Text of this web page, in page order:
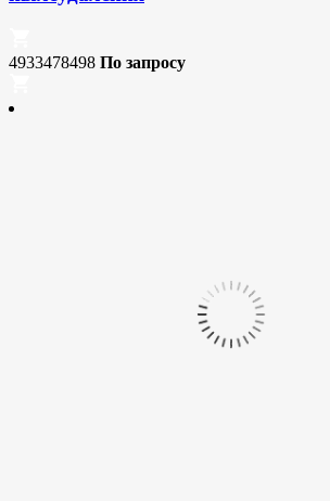
4933478498 По запросу